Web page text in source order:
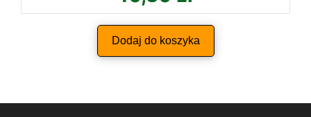
Dodaj do koszyka